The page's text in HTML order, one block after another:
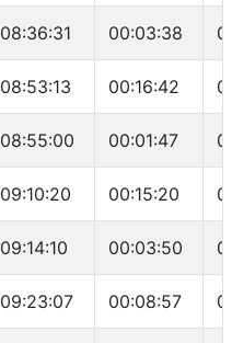
08:36:31 00:03:38
08:53:13 00:16:42
08:55:00 00:01:47
09:10:20 00:15:20
09:14:10 00:03:50
09:23:07 00:08:57